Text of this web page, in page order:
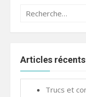
Recherche
Articles récents
Trucs et